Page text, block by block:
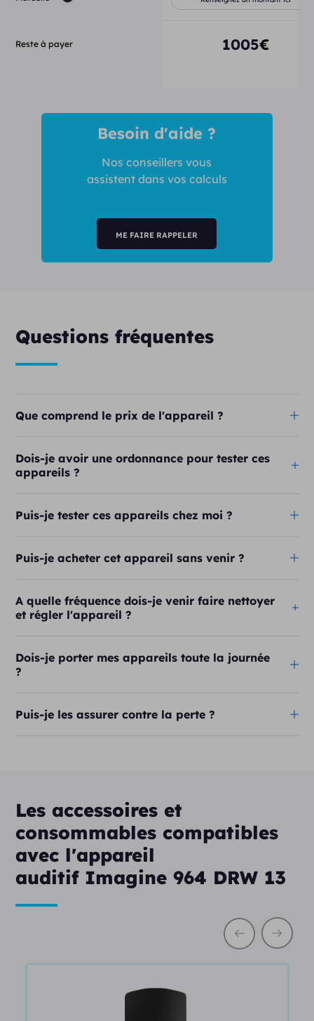
Reste à payer 1005€
Besoin d'aide ?
Nos conseillers vous
assistent dans vos calculs
ME FAIRE RAPPELER
Questions fréquentes
Que comprend le prix de l'appareil ?
Dois-je avoir une ordonnance pour tester ces
appareils ?
Puis-je tester ces appareils chez moi ?
Puis-je acheter cet appareil sans venir ?
A quelle fréquence dois-je venir faire nettoyer
et régler l'appareil ?
Dois-je porter mes appareils toute la journée
?
Puis-je les assurer contre la perte ?
Les accessoires et
consommables compatibles
avec l'appareil
auditif Imagine 964 DRW 13